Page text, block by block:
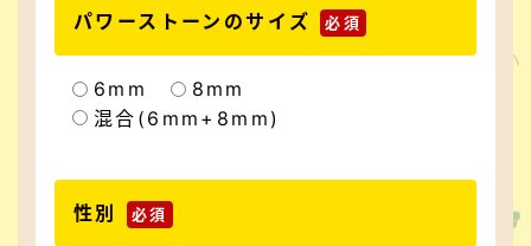
パワーストーンのサイズ 必須
6mm
8mm
混合(6mm+8mm)
性別 必須